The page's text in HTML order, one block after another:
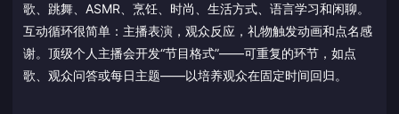
歌、跳舞、ASMR、烹饪、时尚、生活方式、语言学习和闲聊。
互动循环很简单：主播表演，观众反应，礼物触发动画和点名感
谢。顶级个人主播会开发“节目格式”——可重复的环节，如点
歌、观众问答或每日主题——以培养观众在固定时间回归。